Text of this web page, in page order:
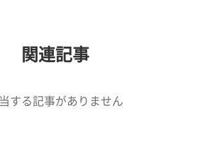
関連記事
する記事がありません